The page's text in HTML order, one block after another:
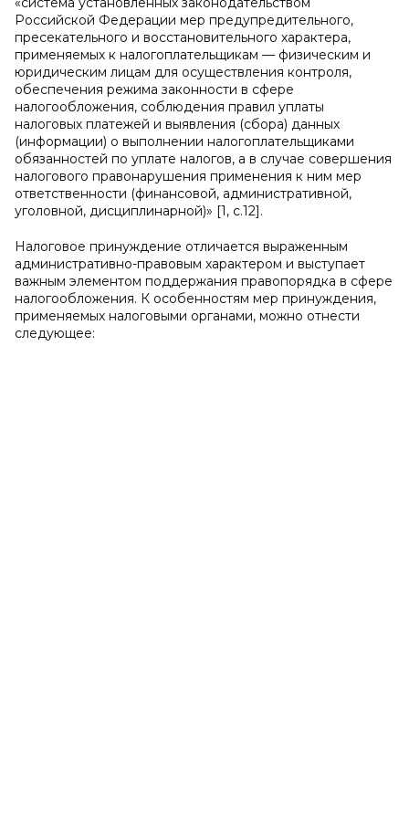
Российской Федерации мер предупредительного,
пресекательного и восстановительного характера,
применяемых к налогоплательщикам — физическим и
юридическим лицам для осуществления контроля,
обеспечения режима законности в сфере
налогообложения, соблюдения правил уплаты
налоговых платежей и выявления (сбора) данных
(информации) о выполнении налогоплательщиками
обязанностей по уплате налогов, а в случае совершения
налогового правонарушения применения к ним мер
ответственности (финансовой, административной,
уголовной, дисциплинарной)» [1, с.12].
Налоговое принуждение отличается выраженным
административно-правовым характером и выступает
важным элементом поддержания правопорядка в сфере
налогообложения. К особенностям мер принуждения,
применяемых налоговыми органами, можно отнести
следующее: